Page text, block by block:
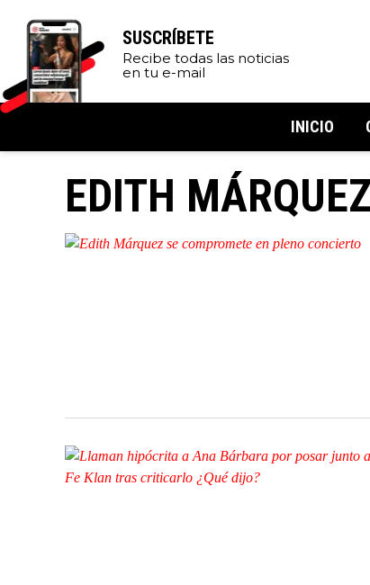
SUSCRÍBETE
Recibe todas las noticias
en tu e-mail
INICIO
EDITH MÁRQUEZ